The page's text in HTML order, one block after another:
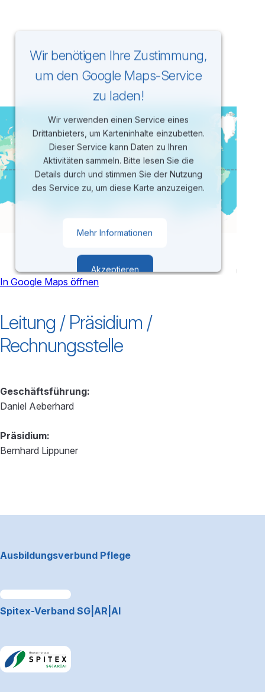
Wir benötigen Ihre Zustimmung,
um den Google Maps-Service
zu laden!
Wir verwenden einen Service eines
Drittanbieters, um Karteninhalte einzubetten.
Dieser Service kann Daten zu Ihren
Aktivitäten sammeln. Bitte lesen Sie die
Details durch und stimmen Sie der Nutzung
des Service zu, um diese Karte anzuzeigen.
Mehr Informationen
Akzeptieren
Management Platform
In Google Maps öffnen
Leitung / Präsidium /
Rechnungsstelle
Geschäftsführung:
Daniel Aeberhard
Präsidium:
Bernhard Lippuner
Ausbildungsverbund Pflege
Link zum Premiumpartner: Allianz
Spitex-Verband SG|AR|AI